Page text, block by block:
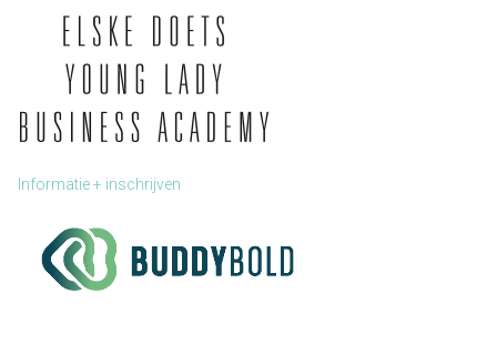
Informatie + inschrijven